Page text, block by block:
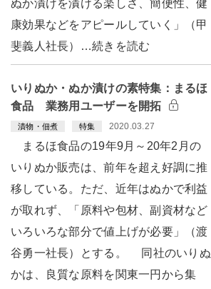
ぬか漬けを漬ける楽しさ、簡便性、健
康効果などをアピールしていく」（甲
斐義人社長）…続きを読む
いりぬか・ぬか漬けの素特集：まるほ
食品 業務用ユーザーを開拓
漬物・佃煮 特集 2020.03.27
まるほ食品の19年9月～20年2月の
いりぬか販売は、前年を超え好調に推
移している。ただ、近年はぬかで利益
が取れず、「原料や包材、副資材など
いろいろな部分で値上げが必要」（渡
谷勇一社長）とする。 同社のいりぬ
かは、良質な原料を関東一円から集